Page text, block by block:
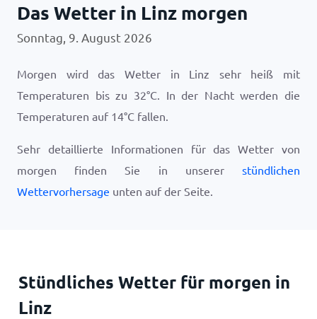
Das Wetter in Linz morgen
Sonntag, 9. August 2026
Morgen wird das Wetter in Linz sehr heiß mit
Temperaturen bis zu 32°C. In der Nacht werden die
Temperaturen auf 14°C fallen.
Sehr detaillierte Informationen für das Wetter von
morgen finden Sie in unserer stündlichen
Wettervorhersage unten auf der Seite.
Stündliches Wetter für morgen in
Linz